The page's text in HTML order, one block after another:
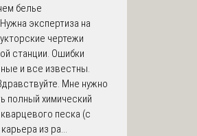
белье
Нужна экспертиза на
чертежи
станции. Ошибки
и все известны.
Мне нужно
полный химический
песка (с
из ра...